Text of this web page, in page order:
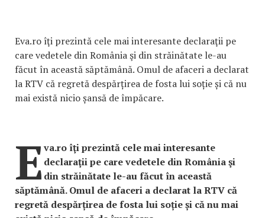
Eva.ro îţi prezintă cele mai interesante declaraţii pe
care vedetele din România şi din străinătate le-au
făcut în această săptămână. Omul de afaceri a declarat
la RTV că regretă despărțirea de fosta lui soție și că nu
mai există nicio șansă de împăcare.
Eva.ro îţi prezintă cele mai interesante
declaraţii pe care vedetele din România şi
din străinătate le-au făcut în această
săptămână. Omul de afaceri a declarat la RTV că
regretă despărțirea de fosta lui soție și că nu mai